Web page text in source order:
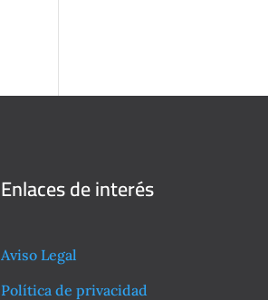
Enlaces de interés
Aviso Legal
Política de privacidad